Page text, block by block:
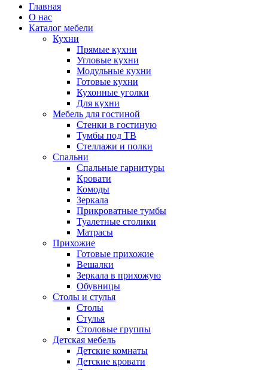
Главная
О нас
Каталог мебели
Кухни
Прямые кухни
Угловые кухни
Модульные кухни
Готовые кухни
Кухонные уголки
Для кухни
Мебель для гостиной
Стенки в гостиную
Тумбы под ТВ
Стеллажи и полки
Спальни
Спальные гарнитуры
Кровати
Комоды
Зеркала
Прикроватные тумбы
Туалетные столики
Матрасы
Прихожие
Готовые прихожие
Вешалки
Зеркала в прихожую
Обувницы
Столы и стулья
Столы
Стулья
Столовые группы
Детская мебель
Детские комнаты
Детские кровати